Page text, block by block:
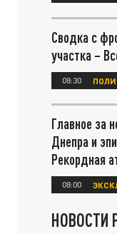
Сводка с
участка –
08:30
Главное за
Днепра и
Рекордная
08:00
НОВОСТИ